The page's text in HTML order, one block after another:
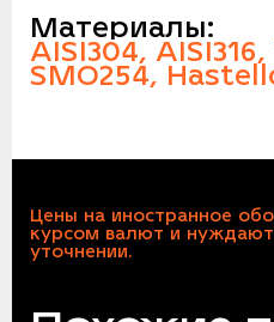
Материалы:
AISI304,
SMO254,
Цены на иностранное
курсом валют и
уточнении.